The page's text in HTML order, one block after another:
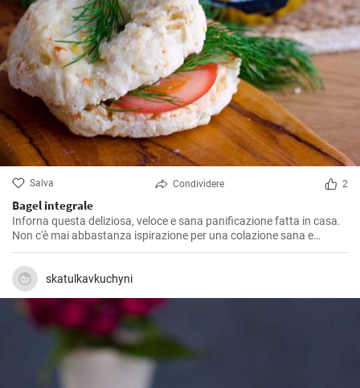
Salva Condividere 2
Bagel integrale
Inforna questa deliziosa, veloce e sana panificazione fatta in casa.
Non c'è mai abbastanza ispirazione per una colazione sana e
gustosa.
skatulkavkuchyni